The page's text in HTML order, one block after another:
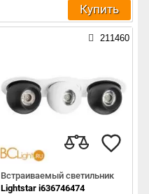
Купить
211460
Встраиваемый светильник
Lightstar i636746474